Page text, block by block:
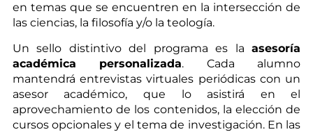
en temas que se encuentren en la intersección de
las ciencias, la filosofía y/o la teología.
Un sello distintivo del programa es laasesoría
académica personalizada. Cada alumno
mantendrá entrevistas virtuales periódicas con un
asesor académico, que lo asistirá en el
aprovechamiento de los contenidos, la elección de
cursos opcionales y el tema de investigación. En las